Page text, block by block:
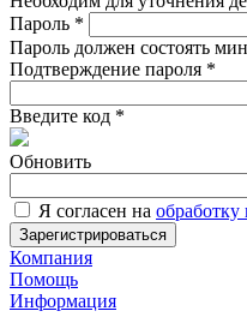
Пароль *
Пароль должен состоять
Подтверждение пароля *
Введите код *
Обновить
Я согласен на
Зарегистрироваться
Компания
Помощь
Информация